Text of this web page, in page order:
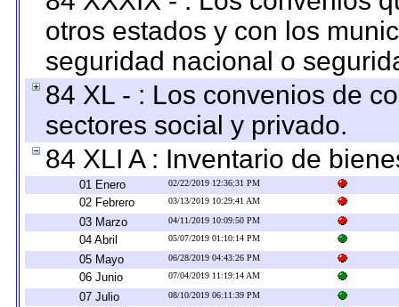
otros estados y con los
seguridad nacional o
84 XL - : Los convenios de
sectores social y privado.
84 XLI A : Inventario de
01 Enero 02/22/2019 12:36:31 PM
02 Febrero 03/13/2019 10:29:41 AM
03 Marzo 04/11/2019 10:09:50 PM
04 Abril 05/07/2019 01:10:14 PM
05 Mayo 06/28/2019 04:43:26 PM
06 Junio 07/04/2019 11:19:14 AM
07 Julio 08/10/2019 06:11:39 PM